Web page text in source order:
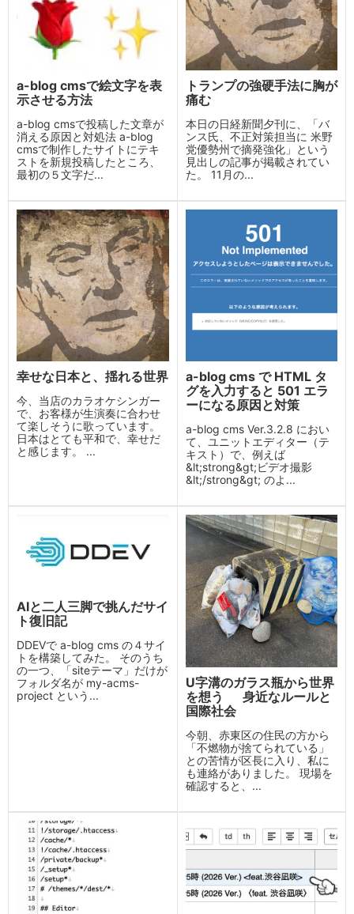
a-blog cmsで絵文字を表
示させる方法
a-blog cmsで投稿した文章が
消える原因と対処法 a-blog
cmsで制作したサイトにテキ
ストを新規投稿したところ、
最初の５文字だ...
トランプの強硬手法に胸が
痛む
本日の日経新聞夕刊に、「バ
ンス氏、不正対策担当に 米野
党優勢州で摘発強化」という
見出しの記事が掲載されてい
た。 11月の...
幸せな日本と、揺れる世界
今、当店のカラオケシンガー
で、お客様が生演奏に合わせ
て楽しそうに歌っています。
日本はとても平和で、幸せだ
と感じます。 ...
a-blog cms で HTML タ
グを入力すると 501 エラ
ーになる原因と対策
a-blog cms Ver.3.2.8 におい
て、ユニットエディター（テ
キスト）で、例えば
&lt;strong&gt;ビデオ撮影
&lt;/strong&gt; のよ...
AIと二人三脚で挑んだサイ
ト復旧記
DDEVで a-blog cms の４サイ
トを構築してみた。 そのうち
の一つ、「siteテーマ」だけが
フォルダ名が my-acms-
project という...
U字溝のガラス瓶から世界
を想う 身近なルールと
国際社会
今朝、赤東区の住民の方から
「不燃物が捨てられている」
との苦情が区長に入り、私に
も連絡がありました。 現場を
確認すると、...